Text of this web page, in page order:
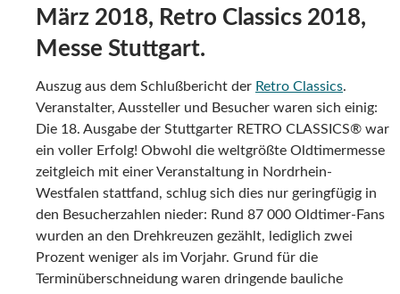
März 2018, Retro Classics 2018,
Messe Stuttgart.
Auszug aus dem Schlußbericht der Retro Classics.
Veranstalter, Aussteller und Besucher waren sich einig:
Die 18. Ausgabe der Stuttgarter RETRO CLASSICS® war
ein voller Erfolg! Obwohl die weltgrößte Oldtimermesse
zeitgleich mit einer Veranstaltung in Nordrhein-
Westfalen stattfand, schlug sich dies nur geringfügig in
den Besucherzahlen nieder: Rund 87 000 Oldtimer-Fans
wurden an den Drehkreuzen gezählt, lediglich zwei
Prozent weniger als im Vorjahr. Grund für die
Terminüberschneidung waren dringende bauliche